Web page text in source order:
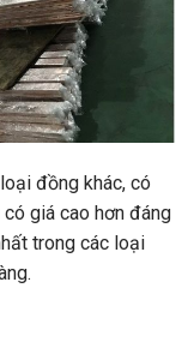
đồng khác, có
giá cao hơn đáng
trong các loại